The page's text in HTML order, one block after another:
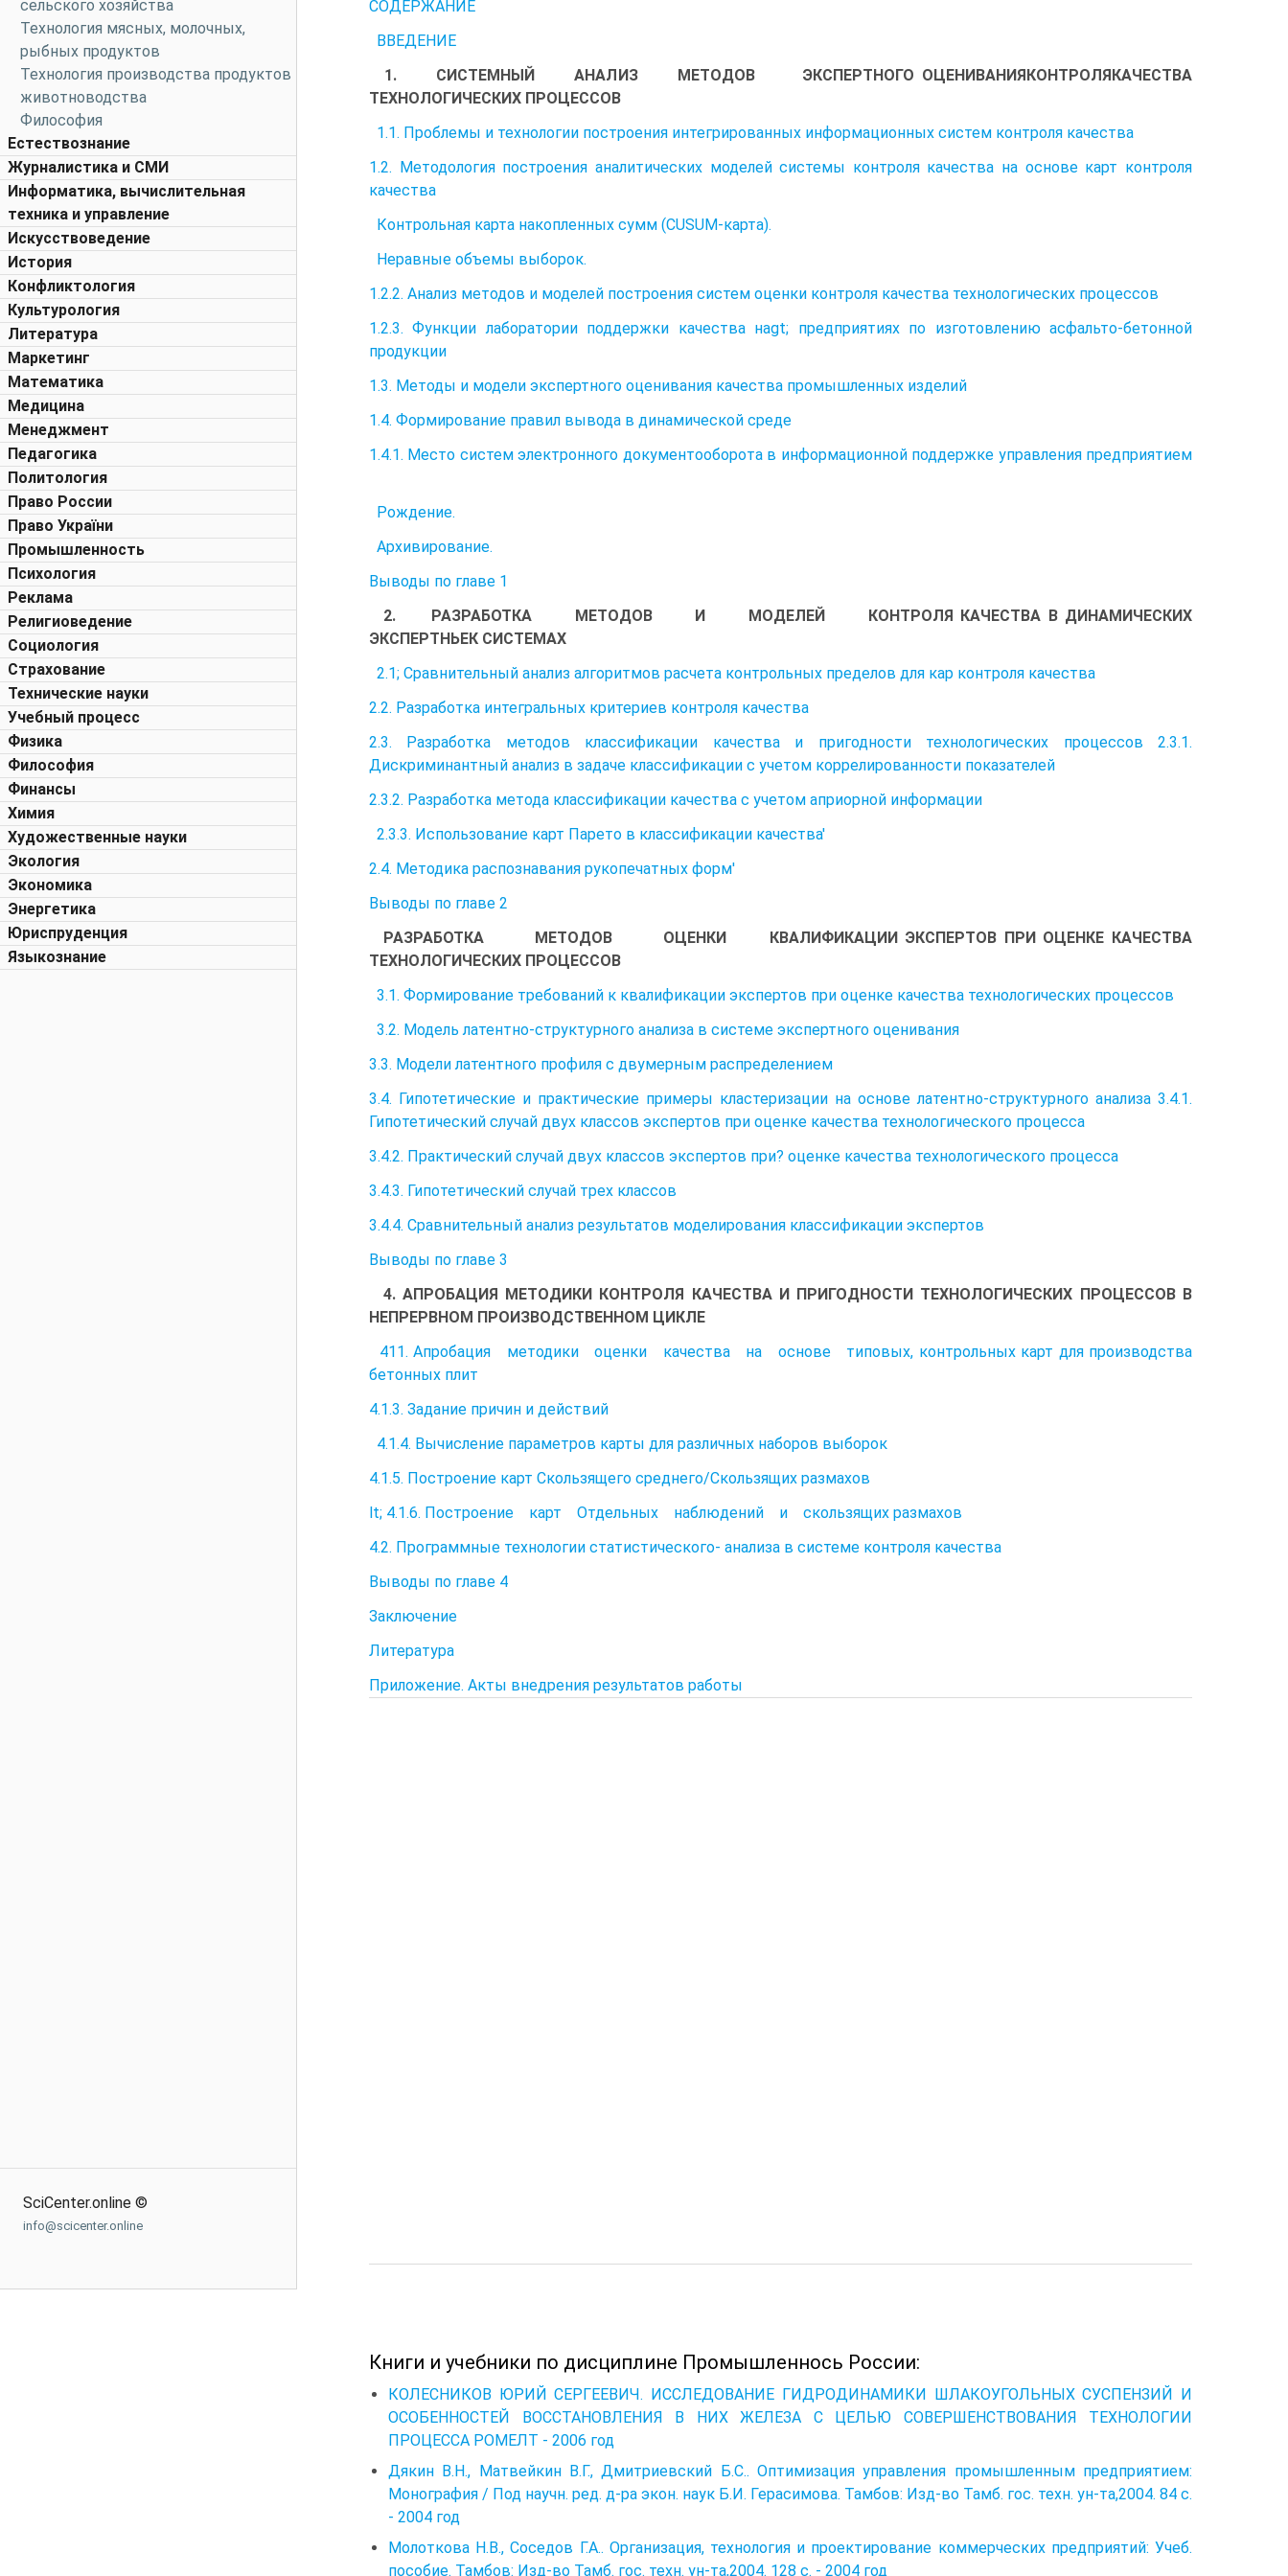
сельского хозяйства
Технология мясных, молочных,
рыбных продуктов
Технология производства продуктов
животноводства
Философия
Естествознание
Журналистика и СМИ
Информатика, вычислительная
техника и управление
Искусствоведение
История
Конфликтология
Культурология
Литература
Маркетинг
Математика
Медицина
Менеджмент
Педагогика
Политология
Право России
Право України
Промышленность
Психология
Реклама
Религиоведение
Социология
Страхование
Технические науки
Учебный процесс
Физика
Философия
Финансы
Химия
Художественные науки
Экология
Экономика
Энергетика
Юриспруденция
Языкознание
SciCenter.online ©
info@scicenter.online
СОДЕРЖАНИЕ
ВВЕДЕНИЕ
1. СИСТЕМНЫЙ АНАЛИЗ МЕТОДОВ ЭКСПЕРТНОГО ОЦЕНИВАНИЯКОНТРОЛЯКАЧЕСТВА
ТЕХНОЛОГИЧЕСКИХ ПРОЦЕССОВ
1.1. Проблемы и технологии построения интегрированных информационных систем контроля качества
1.2. Методология построения аналитических моделей системы контроля качества на основе карт контроля
качества
Контрольная карта накопленных сумм (CUSUM-карта).
Неравные объемы выборок.
1.2.2. Анализ методов и моделей построения систем оценки контроля качества технологических процессов
1.2.3. Функции лаборатории поддержки качества наgt; предприятиях по изготовлению асфальто-бетонной
продукции
1.3. Методы и модели экспертного оценивания качества промышленных изделий
1.4. Формирование правил вывода в динамической среде
1.4.1. Место систем электронного документооборота в информационной поддержке управления предприятием
Рождение.
Архивирование.
Выводы по главе 1
2. РАЗРАБОТКА МЕТОДОВ И МОДЕЛЕЙ КОНТРОЛЯ КАЧЕСТВА В ДИНАМИЧЕСКИХ
ЭКСПЕРТНЬЕК СИСТЕМАХ
2.1; Сравнительный анализ алгоритмов расчета контрольных пределов для кар контроля качества
2.2. Разработка интегральных критериев контроля качества
2.3. Разработка методов классификации качества и пригодности технологических процессов 2.3.1.
Дискриминантный анализ в задаче классификации с учетом коррелированности показателей
2.3.2. Разработка метода классификации качества с учетом априорной информации
2.3.3. Использование карт Парето в классификации качества'
2.4. Методика распознавания рукопечатных форм'
Выводы по главе 2
РАЗРАБОТКА МЕТОДОВ ОЦЕНКИ КВАЛИФИКАЦИИ ЭКСПЕРТОВ ПРИ ОЦЕНКЕ КАЧЕСТВА
ТЕХНОЛОГИЧЕСКИХ ПРОЦЕССОВ
3.1. Формирование требований к квалификации экспертов при оценке качества технологических процессов
3.2. Модель латентно-структурного анализа в системе экспертного оценивания
3.3. Модели латентного профиля с двумерным распределением
3.4. Гипотетические и практические примеры кластеризации на основе латентно-структурного анализа 3.4.1.
Гипотетический случай двух классов экспертов при оценке качества технологического процесса
3.4.2. Практический случай двух классов экспертов при? оценке качества технологического процесса
3.4.3. Гипотетический случай трех классов
3.4.4. Сравнительный анализ результатов моделирования классификации экспертов
Выводы по главе 3
4. АПРОБАЦИЯ МЕТОДИКИ КОНТРОЛЯ КАЧЕСТВА И ПРИГОДНОСТИ ТЕХНОЛОГИЧЕСКИХ ПРОЦЕССОВ В
НЕПРЕРВНОМ ПРОИЗВОДСТВЕННОМ ЦИКЛЕ
411. Апробация методики оценки качества на основе типовых, контрольных карт для производства
бетонных плит
4.1.3. Задание причин и действий
4.1.4. Вычисление параметров карты для различных наборов выборок
4.1.5. Построение карт Скользящего среднего/Скользящих размахов
lt; 4.1.6. Построение карт Отдельных наблюдений и скользящих размахов
4.2. Программные технологии статистического- анализа в системе контроля качества
Выводы по главе 4
Заключение
Литература
Приложение. Акты внедрения результатов работы
Книги и учебники по дисциплине Промышленнось России:
КОЛЕСНИКОВ ЮРИЙ СЕРГЕЕВИЧ. ИССЛЕДОВАНИЕ ГИДРОДИНАМИКИ ШЛАКОУГОЛЬНЫХ СУСПЕНЗИЙ И
ОСОБЕННОСТЕЙ ВОССТАНОВЛЕНИЯ В НИХ ЖЕЛЕЗА С ЦЕЛЬЮ СОВЕРШЕНСТВОВАНИЯ ТЕХНОЛОГИИ
ПРОЦЕССА РОМЕЛТ - 2006 год
Дякин В.Н., Матвейкин В.Г., Дмитриевский Б.С.. Оптимизация управления промышленным предприятием:
Монография / Под научн. ред. д-ра экон. наук Б.И. Герасимова. Тамбов: Изд-во Тамб. гос. техн. ун-та,2004. 84 с.
- 2004 год
Молоткова Н.В., Соседов Г.А.. Организация, технология и проектирование коммерческих предприятий: Учеб.
пособие. Тамбов: Изд-во Тамб. гос. техн. ун-та,2004. 128 с. - 2004 год